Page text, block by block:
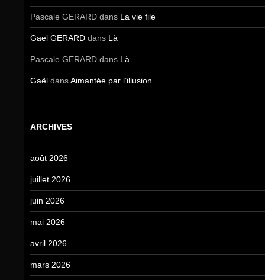
Pascale GERARD dans La vie file
Gael GERARD dans Là
Pascale GERARD dans Là
Gaël dansAimantée par l’illusion
ARCHIVES
août 2026
juillet 2026
juin 2026
mai 2026
avril 2026
mars 2026